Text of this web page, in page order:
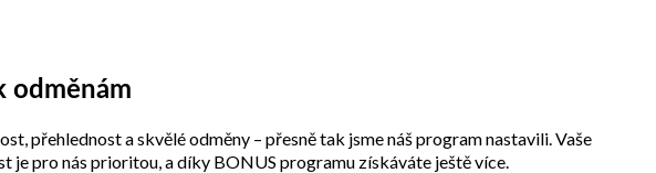
odměnám
přehlednost a skvělé odměny – přesně tak jsme náš program nastavili. Vaše
je pro nás prioritou, a díky BONUS programu získáváte ještě více.